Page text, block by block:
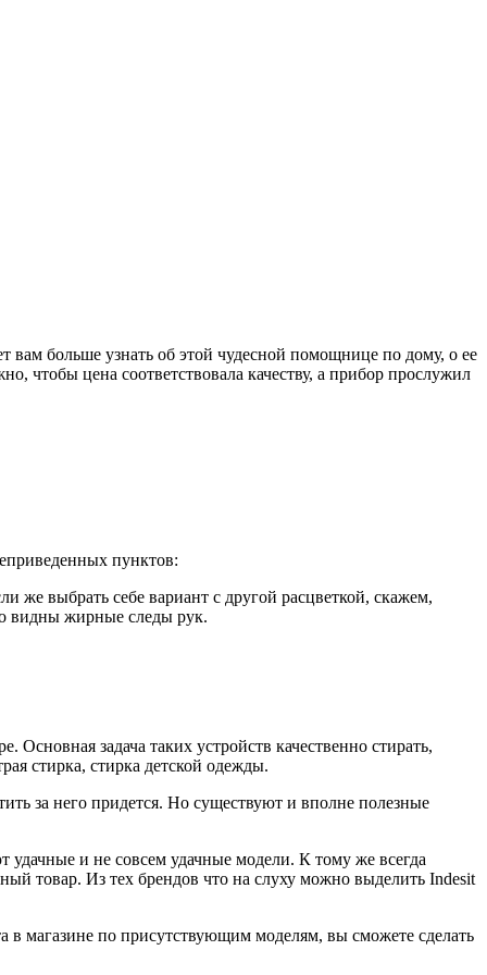
вам больше узнать об этой чудесной помощнице по дому, о ее
чтобы цена соответствовала качеству, а прибор прослужил
пунктов:
же выбрать себе вариант с другой расцветкой, скажем,
видны жирные следы рук.
задача таких устройств качественно стирать,
стирка, стирка детской одежды.
за него придется. Но существуют и вполне полезные
и не совсем удачные модели. К тому же всегда
товар. Из тех брендов что на слуху можно выделить Indesit
в магазине по присутствующим моделям, вы сможете сделать